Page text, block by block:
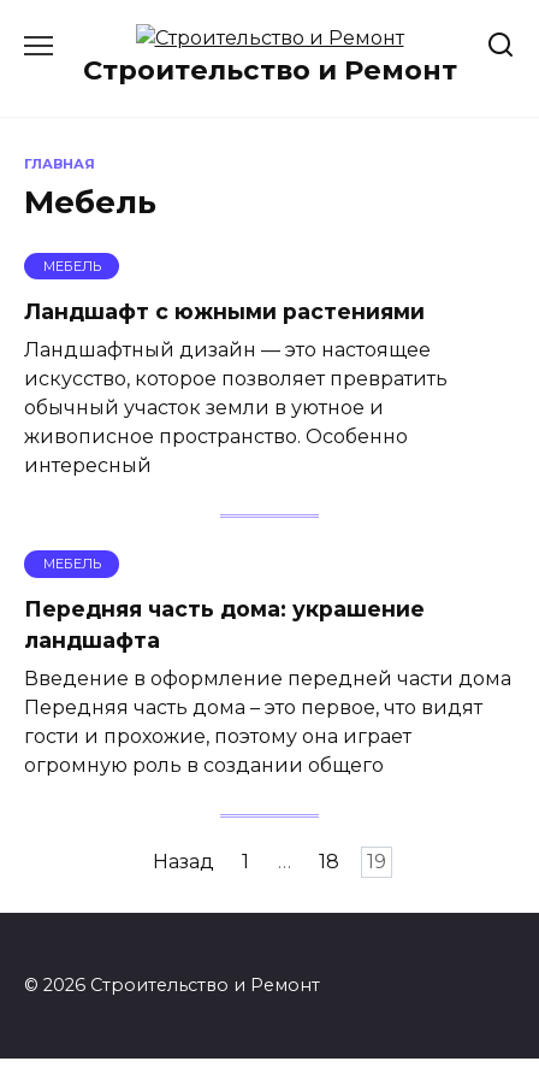
содержаниюСтроительство и Ремонт
ГЛАВНАЯ
Мебель
МЕБЕЛЬ
Ландшафт с южными растениями
Ландшафтный дизайн — это настоящее
искусство, которое позволяет превратить
обычный участок земли в уютное и
живописное пространство. Особенно
интересный
МЕБЕЛЬ
Передняя часть дома: украшение
ландшафта
Введение в оформление передней части дома
Передняя часть дома – это первое, что видят
гости и прохожие, поэтому она играет
огромную роль в создании общего
Назад 1 … 18 19
© 2026 Строительство и Ремонт